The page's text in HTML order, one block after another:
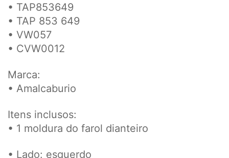
• TAP853649
• TAP 853 649
• VW057
• CVW0012
Marca:
• Amalcaburio
Itens inclusos:
• 1 moldura do farol dianteiro
• Lado: esquerdo